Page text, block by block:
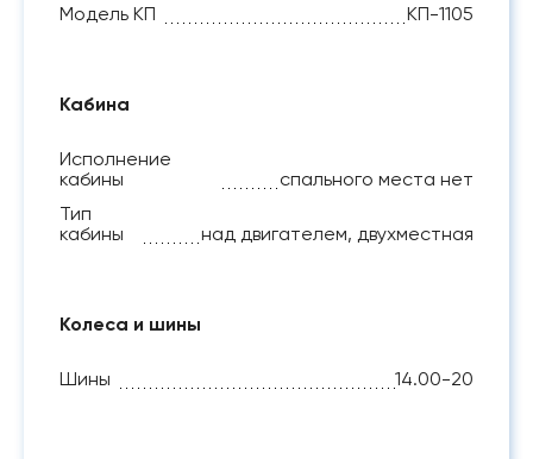
Модель КП
КП-1105
Кабина
Исполнение
кабины
спального места нет
Тип
кабины
над двигателем, двухместная
Колеса и шины
Шины 14.00-20